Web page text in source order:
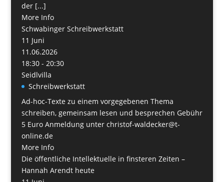
der [...]
More Info
Schwabinger Schreibwerkstatt
11 Juni
11.06.2026
18:30 - 20:30
Seidlvilla
Schreibwerkstatt
Ad-hoc-Texte zu einem vorgegebenen Thema
schreiben, gemeinsam lesen und besprechen Gebühr
5 Euro Anmeldung unter christof-waldecker@t-
online.de
More Info
Die öffentliche Intellektuelle in finsteren Zeiten –
Hannah Arendt heute